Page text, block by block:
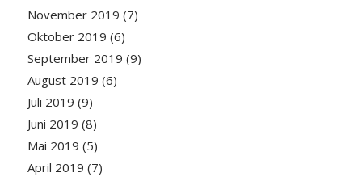
November 2019 (7)
Oktober 2019 (6)
September 2019 (9)
August 2019 (6)
Juli 2019 (9)
Juni 2019 (8)
Mai 2019 (5)
April 2019 (7)